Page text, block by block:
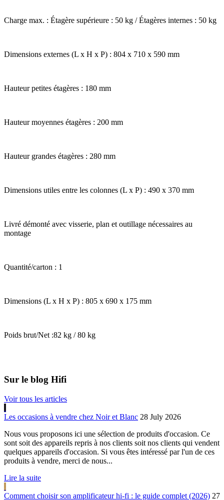
Charge max. : Étagère supérieure : 50 kg / Étagères internes : 50 kg
Dimensions externes (L x H x P) : 804 x 710 x 590 mm
Hauteur petites étagères : 180 mm
Hauteur moyennes étagères : 200 mm
Hauteur grandes étagères : 280 mm
Dimensions utiles entre les colonnes (L x P) : 490 x 370 mm
Livré démonté avec visserie, plan et outillage nécessaires au
montage
Quantité/carton : 1
Dimensions (L x H x P) : 805 x 690 x 175 mm
Poids brut/Net :82 kg / 80 kg
Sur le blog Hifi
Voir tous les articles
Les occasions à vendre chez Noir et Blanc 28 July 2026
Nous vous proposons ici une sélection de produits d'occasion. Ce
sont soit des appareils repris à nos clients soit nos clients qui vendent
quelques appareils d'occasion. Si vous êtes intéressé par l'un de ces
produits à vendre, merci de nous...
Lire la suite
Comment choisir son amplificateur hi-fi : le guide complet (2026) 27